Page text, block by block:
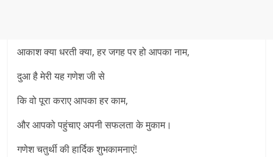
आकाश क्या धरती क्या, हर जगह पर हो आपका नाम,
दुआ है मेरी यह गणेश जी से
कि वो पूरा कराए आपका हर काम,
और आपको पहुंचाए अपनी सफलता के मुकाम।
गणेश चतुर्थी की हार्दिक शुभकामनाएं!